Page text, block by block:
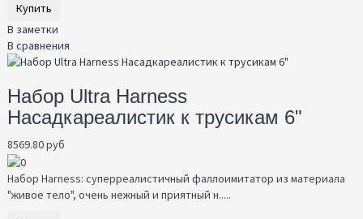
Купить
В заметки
В сравнения
Набор Ultra Harness
Насадкареалистик к трусикам 6"
8569.80 руб
Набор Harness: суперреалистичный фаллоимитатор из материала
"живое тело", очень нежный и приятный н.....